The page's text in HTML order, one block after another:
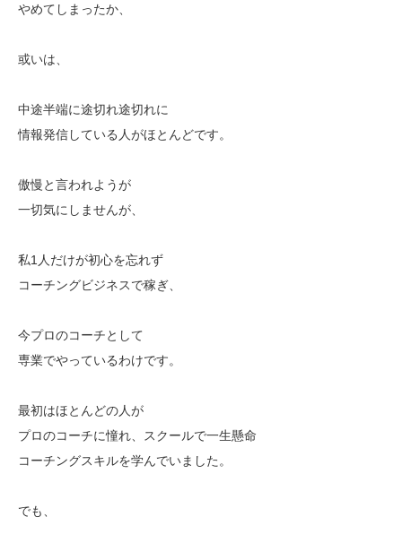
やめてしまったか、
或いは、
中途半端に途切れ途切れに
情報発信している人がほとんどです。
傲慢と言われようが
一切気にしませんが、
私1人だけが初心を忘れず
コーチングビジネスで稼ぎ、
今プロのコーチとして
専業でやっているわけです。
最初はほとんどの人が
プロのコーチに憧れ、スクールで一生懸命
コーチングスキルを学んでいました。
でも、